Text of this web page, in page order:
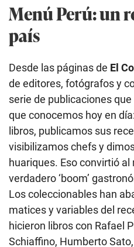
Menú Perú: un
país
Desde las páginas de El
de editores, fotógrafos y
serie de publicaciones
que conocemos hoy en
libros, publicamos sus
visibilizamos chefs y
huariques. Eso convirtió
verdadero ‘boom’
Los coleccionables han
matices y variables del
hicieron libros con Rafael
Schiaffino, Humberto